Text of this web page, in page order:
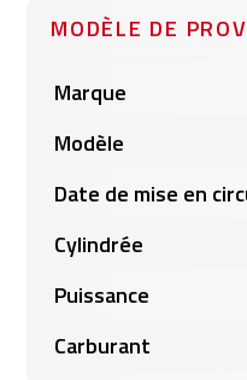
MODÈLE DE
produits
Marque
Modèle
Date de mise en
Cylindrée
Puissance
Carburant